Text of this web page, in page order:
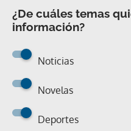
¿De cuáles temas
información?
Noticias
Novelas
Deportes